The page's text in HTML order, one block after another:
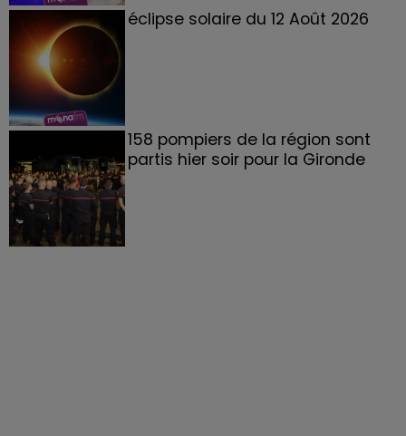
éclipse solaire du 12 Août 2026
158 pompiers de la région sont
partis hier soir pour la Gironde